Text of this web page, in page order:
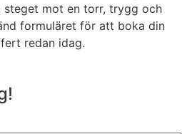
steget mot en torr, trygg och
formuläret för att boka din
redan idag.